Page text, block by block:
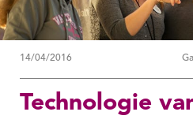
14/04/2016
Technologie